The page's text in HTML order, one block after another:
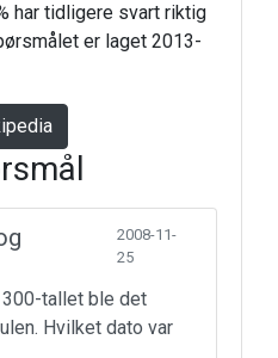
har tidligere svart riktig
er laget 2013-
2008-11-
25
tallet ble det
Hvilket dato var